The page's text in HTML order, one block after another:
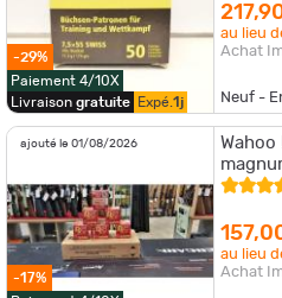
-29%
Paiement 4/10X
Livraison gratuite Expé. 1j
au lieu
Achat
Neuf -
ajouté le 01/08/2026
-17%
au lieu
Achat